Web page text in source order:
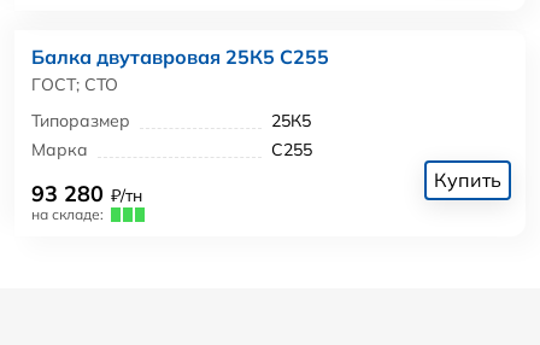
Балка двутавровая 25К5 С255
ГОСТ; СТО
Типоразмер
25К5
Марка
С255
93 280 ₽/тн
на складе:
Купить